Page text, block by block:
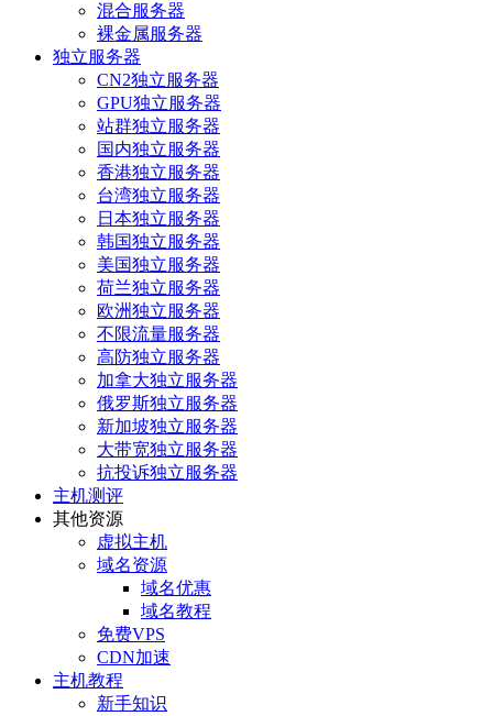
混合服务器
裸金属服务器
独立服务器
CN2独立服务器
GPU独立服务器
站群独立服务器
国内独立服务器
香港独立服务器
台湾独立服务器
日本独立服务器
韩国独立服务器
美国独立服务器
荷兰独立服务器
欧洲独立服务器
不限流量服务器
高防独立服务器
加拿大独立服务器
俄罗斯独立服务器
新加坡独立服务器
大带宽独立服务器
抗投诉独立服务器
主机测评
其他资源
虚拟主机
域名资源
域名优惠
域名教程
免费VPS
CDN加速
主机教程
新手知识